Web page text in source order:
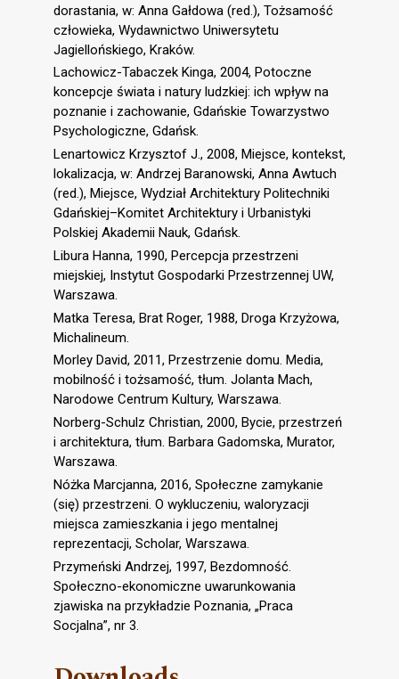
dorastania, w: Anna Gałdowa (red.), Tożsamość
człowieka, Wydawnictwo Uniwersytetu
Jagiellońskiego, Kraków.
Lachowicz-Tabaczek Kinga, 2004, Potoczne
koncepcje świata i natury ludzkiej: ich wpływ na
poznanie i zachowanie, Gdańskie Towarzystwo
Psychologiczne, Gdańsk.
Lenartowicz Krzysztof J., 2008, Miejsce, kontekst,
lokalizacja, w: Andrzej Baranowski, Anna Awtuch
(red.), Miejsce, Wydział Architektury Politechniki
Gdańskiej–Komitet Architektury i Urbanistyki
Polskiej Akademii Nauk, Gdańsk.
Libura Hanna, 1990, Percepcja przestrzeni
miejskiej, Instytut Gospodarki Przestrzennej UW,
Warszawa.
Matka Teresa, Brat Roger, 1988, Droga Krzyżowa,
Michalineum.
Morley David, 2011, Przestrzenie domu. Media,
mobilność i tożsamość, tłum. Jolanta Mach,
Narodowe Centrum Kultury, Warszawa.
Norberg-Schulz Christian, 2000, Bycie, przestrzeń
i architektura, tłum. Barbara Gadomska, Murator,
Warszawa.
Nóżka Marcjanna, 2016, Społeczne zamykanie
(się) przestrzeni. O wykluczeniu, waloryzacji
miejsca zamieszkania i jego mentalnej
reprezentacji, Scholar, Warszawa.
Przymeński Andrzej, 1997, Bezdomność.
Społeczno-ekonomiczne uwarunkowania
zjawiska na przykładzie Poznania, „Praca
Socjalna”, nr 3.